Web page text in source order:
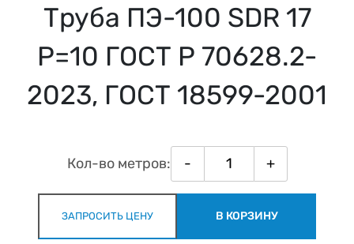
Труба ПЭ-100 SDR 17
Р=10 ГОСТ Р 70628.2-
2023, ГОСТ 18599-2001
Кол-во метров: - +
ЗАПРОСИТЬ ЦЕНУ В КОРЗИНУ